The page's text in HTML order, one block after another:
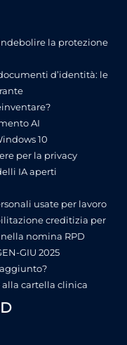
la protezione
d’identità: le
AI
10
per la privacy
IA aperti
usate per lavoro
creditizia per
nomina RPD
GIU 2025
alla cartella clinica